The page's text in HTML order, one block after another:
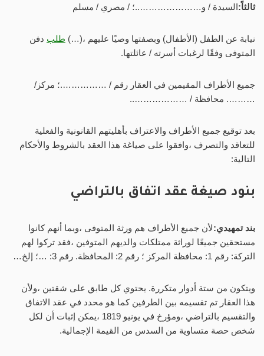
ثالثاً:السيدة / و…………………..؛ / مصري / مسلم
نيابة عن الطفل (الأطفال) وبصفتها وصيًا عليهم ،(…) طلب دفن
المتوفى وفقًا لرغبات أسرته / عائلتها.
جميع الأطراف المقيمين في العقار رقم / …………….؛ مركز/
………. محافظة / ………………..
بعد توقيع جميع الأطراف والاعتراف بأهليتهم القانونية والفعلية
للتعاقد والتصرف ،وافقوا على صياغة هذا العقد بالشروط والأحكام
التالية:
بنود صيغة عقد اتفاق بالتراضي
بند تمهيدي:لأن جميع الأطراف هم ورثة المتوفى ،وبما أنهم كانوا
مستحقين جميعًا لوراثة ممتلكات والديهم المتوفين ،فقد تركوا لهم
التركة: رقم 1: محافظة المركز ؛ رقم 2: المحافظة. رقم 3: …؛ إلخ…
ويتكون من ستة أدوار متكررة. يحتوي كل طابق على شقتين ،ولأن
هذا العقار تم تقسيمه بين الطرفين كما هو محدد في عقد الاتفاق
والتقسيم بالتراضي ،ومؤرخ في يونيو 1819 ،يمكن إثبات أن لكل
شخص حصة متساوية من السدس من القيمة الإجمالية.